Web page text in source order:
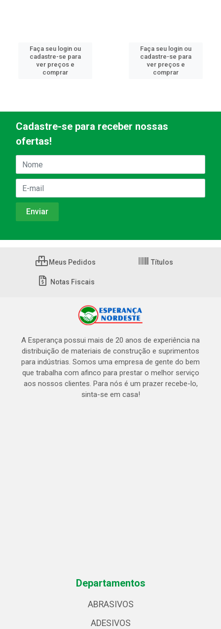
Faça seu login ou
cadastre-se para
ver preços e
comprar
Faça seu login ou
cadastre-se para
ver preços e
comprar
Cadastre-se para receber nossas
ofertas!
Meus Pedidos Títulos
Notas Fiscais
A Esperança possui mais de 20 anos de experiência na
distribuição de materiais de construção e suprimentos
para indústrias. Somos uma empresa de gente do bem
que trabalha com afinco para prestar o melhor serviço
aos nossos clientes. Para nós é um prazer recebe-lo,
sinta-se em casa!
Departamentos
ABRASIVOS
ADESIVOS